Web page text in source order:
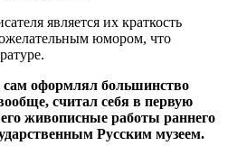
является их краткость
юмором, что
оформлял большинство
считал себя в первую
живописные работы раннего
Русским музеем.